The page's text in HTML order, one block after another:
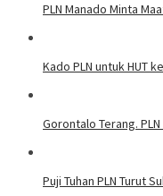
PLN Manado Minta
Kado PLN untuk HUT
Gorontalo Terang.
Puji Tuhan PLN Turut